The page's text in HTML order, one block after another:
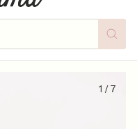
1 /7